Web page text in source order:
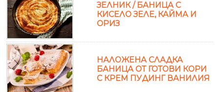
ЗЕЛНИК / БАНИЦА С
КИСЕЛО ЗЕЛЕ, КАЙМА И
ОРИЗ
НАЛОЖЕНА СЛАДКА
БАНИЦА ОТ ГОТОВИ КОРИ
С КРЕМ ПУДИНГ ВАНИЛИЯ